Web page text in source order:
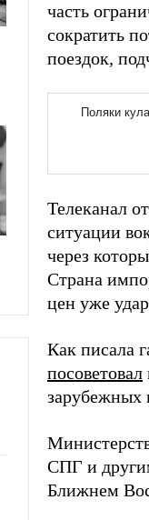
часть
сократить
поездок,
Телеканал
ситуации
через
Страна
цен уже
Как писала
посоветовал
зарубежных
СПГ и
Ближнем